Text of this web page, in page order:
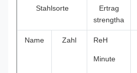
Stahlsorte
Ertrag
strengtha
Name Zahl ReH
Minute